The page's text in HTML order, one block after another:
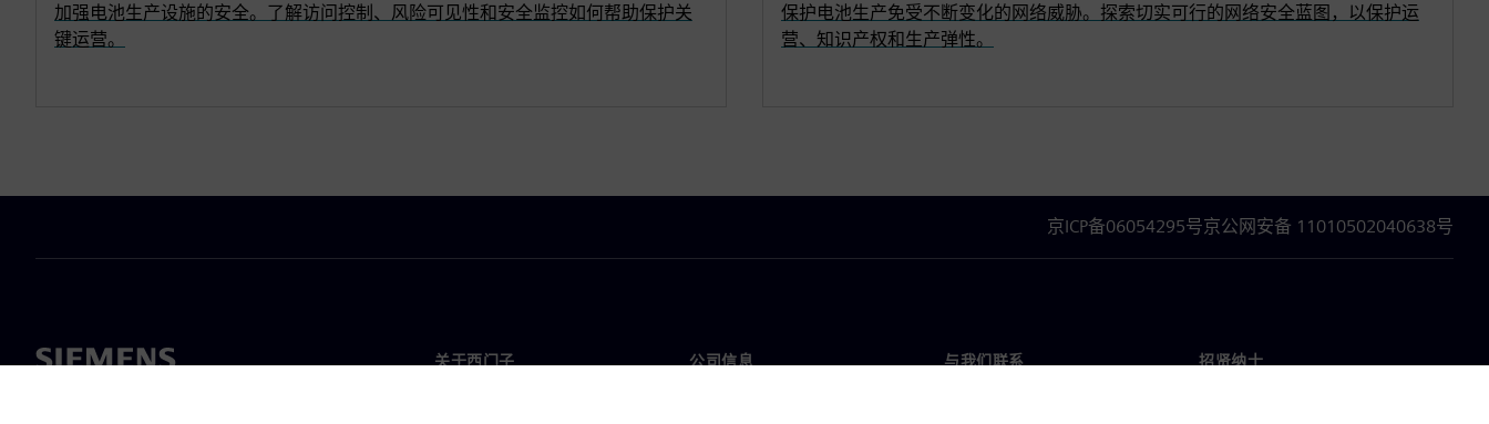
加强电池生产设施的安全。了解访问控制、风险可见性和安全监控如何帮助保护关
键运营。
保护电池生产免受不断变化的网络威胁。探索切实可行的网络安全蓝图，以保护运
营、知识产权和生产弹性。
京ICP备06054295号京公网安备 11010502040638号
关于西门子 公司信息 与我们联系 招贤纳士